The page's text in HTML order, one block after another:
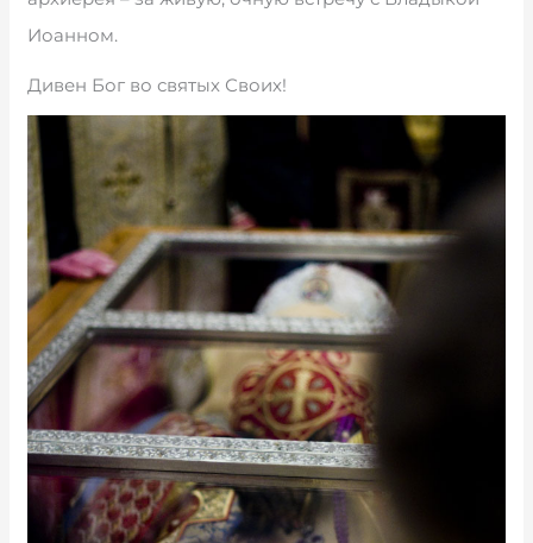
Иоанном.
Дивен Бог во святых Своих!